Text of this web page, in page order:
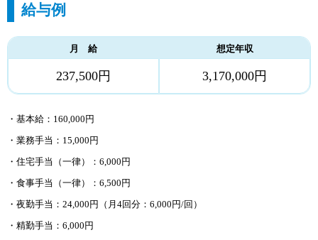
給与例
月 給 想定年収
237,500円 3,170,000円
・基本給：160,000円
・業務手当：15,000円
・住宅手当（一律）：6,000円
・食事手当（一律）：6,500円
・夜勤手当：24,000円（月4回分：6,000円/回）
・精勤手当：6,000円